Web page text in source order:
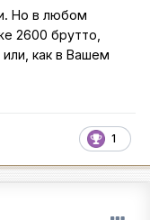
Но в любом
2600 брутто,
или, как в Вашем
1